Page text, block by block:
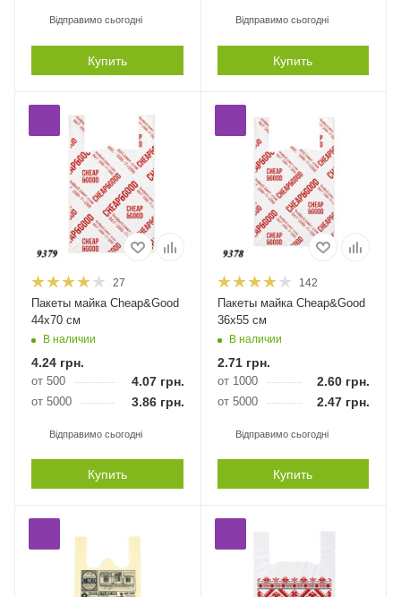
Відправимо сьогодні
Купить
Відправимо сьогодні
Купить
27
Пакеты майка Cheap&Good
44х70 см
В наличии
4.24 грн.
от 500 4.07грн.
от 5000 3.86грн.
Відправимо сьогодні
Купить
142
Пакеты майка Cheap&Good
36х55 см
В наличии
2.71грн.
от 1000 2.60 грн.
от 5000 2.47 грн.
Відправимо сьогодні
Купить